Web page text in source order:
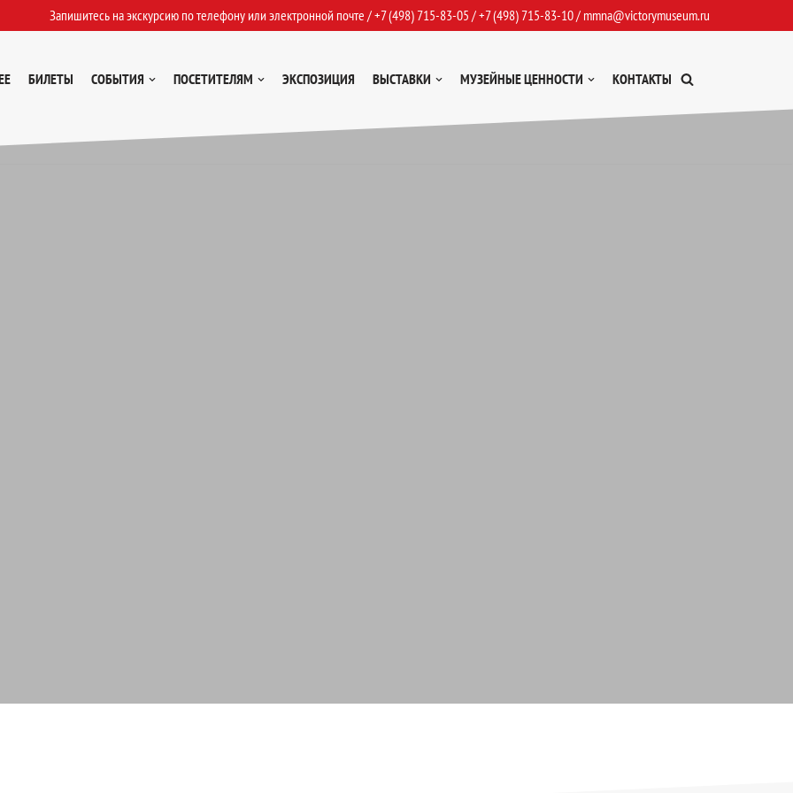
Запишитесь на экскурсию по телефону или электронной почте /+7 (498) 715-83-05 /+7 (498) 715-83-10/ mmna@victorymuseum.ru
БИЛЕТЫ СОБЫТИЯ ПОСЕТИТЕЛЯМ ЭКСПОЗИЦИЯ ВЫСТАВКИ МУЗЕЙНЫЕ ЦЕННОСТИ КОНТАКТЫ